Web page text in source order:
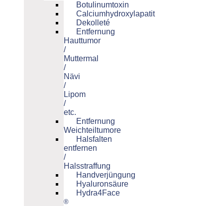
Botulinumtoxin
Calciumhydroxylapatit
Dekolleté
Entfernung
Hauttumor
/
Muttermal
/
Nävi
/
Lipom
/
etc.
Entfernung
Weichteiltumore
Halsfalten
entfernen
/
Halsstraffung
Handverjüngung
Hyaluronsäure
Hydra4Face
®